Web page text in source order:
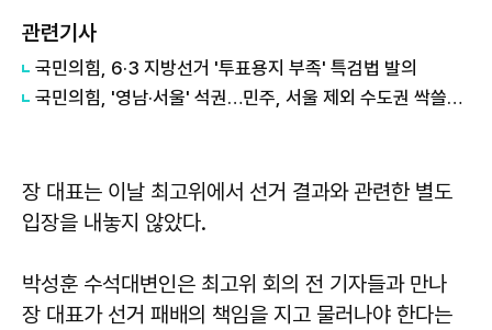
관련기사
국민의힘, 6·3 지방선거 '투표용지 부족' 특검법 발의
국민의힘, '영남·서울' 석권…민주, 서울 제외 수도권 싹쓸이(종합)
장 대표는 이날 최고위에서 선거 결과와 관련한 별도
입장을 내놓지 않았다.
박성훈 수석대변인은 최고위 회의 전 기자들과 만나
장 대표가 선거 패배의 책임을 지고 물러나야 한다는